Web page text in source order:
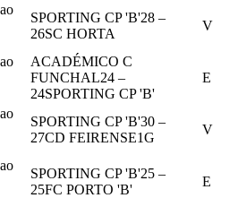
SPORTING CP 'B'28 –
26SC HORTA
V
ACADÉMICO C
FUNCHAL24 –
24SPORTING CP 'B'
E
SPORTING CP 'B'30 –
27CD FEIRENSE1G
V
SPORTING CP 'B'25 –
25FC PORTO 'B'
E